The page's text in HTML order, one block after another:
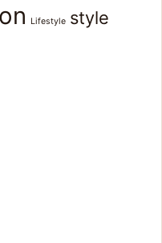
Lifestyle style